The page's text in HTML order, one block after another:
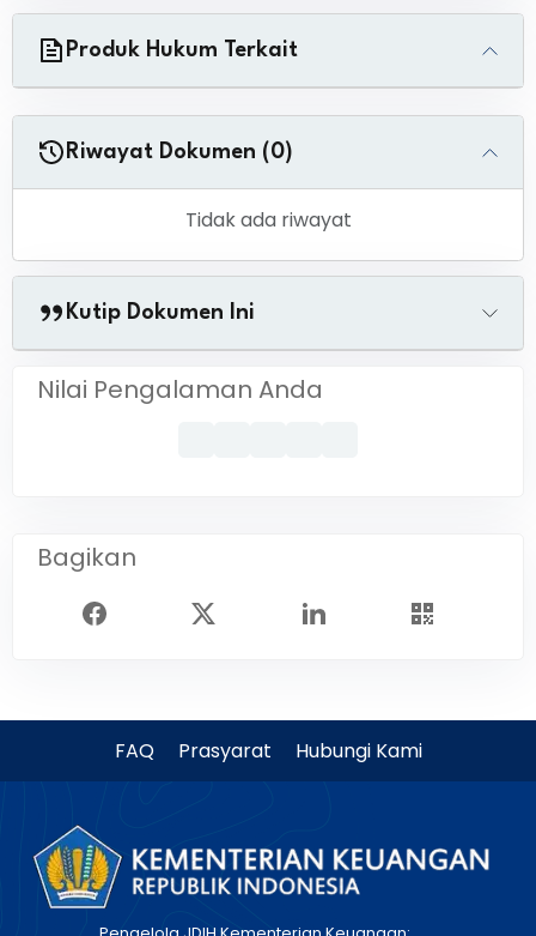
Produk Hukum Terkait
Riwayat Dokumen (0)
Tidak ada riwayat
Kutip Dokumen Ini
Nilai Pengalaman Anda
Bagikan
FAQ Prasyarat Hubungi Kami